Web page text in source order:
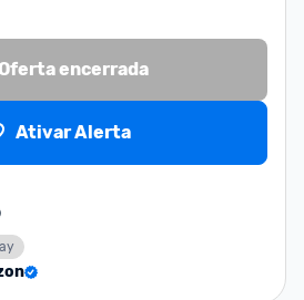
Oferta encerrada
Ativar Alerta